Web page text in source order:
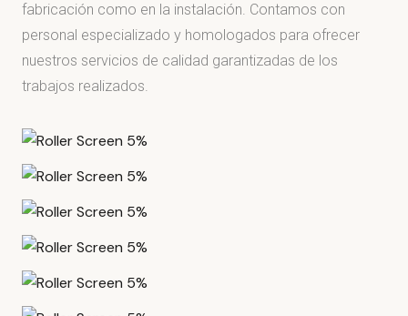
fabricación como en la instalación. Contamos con
personal especializado y homologados para ofrecer
nuestros servicios de calidad garantizadas de los
trabajos realizados.